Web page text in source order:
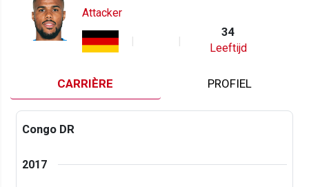
Attacker
34
Leeftijd
CARRIÈRE PROFIEL
Congo DR
2017